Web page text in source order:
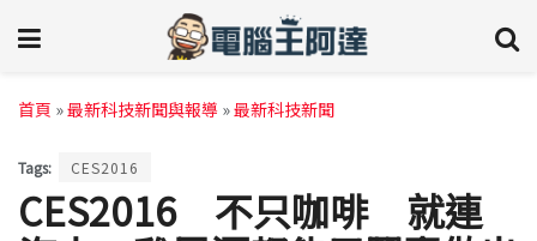
首頁 »最新科技新聞與報導 »最新科技新聞
Tags: CES2016
CES2016 不只咖啡 就連